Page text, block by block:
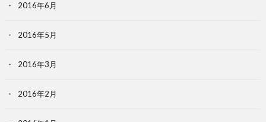
2016年6月
2016年5月
2016年3月
2016年2月